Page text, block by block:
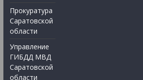
Прокуратура
Саратовской
области
Управление
ГИБДД МВД
Саратовской
области